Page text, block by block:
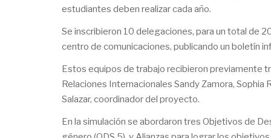
estudiantes deben realizar cada año.
Se inscribieron 10 delegaciones, para un total de
centro de comunicaciones, publicando un boletín
Estos equipos de trabajo recibieron previamente
Relaciones Internacionales Sandy Zamora, Sophia
Salazar, coordinador del proyecto.
En la simulación se abordaron tres Objetivos de